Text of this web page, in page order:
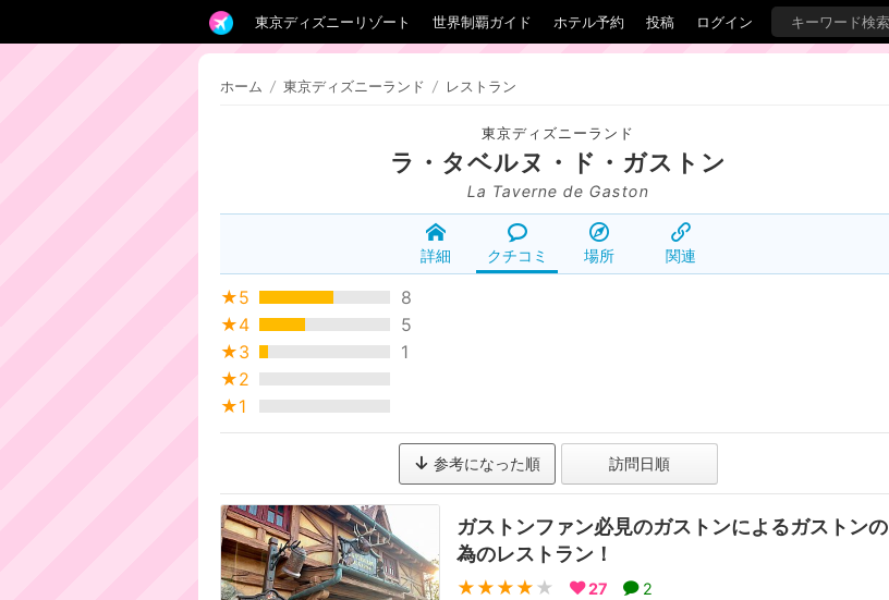
東京ディズニーリゾート 世界制覇ガイド ホテル予約 投稿 ログイン
ホーム / 東京ディズニーランド / レストラン
東京ディズニーランド
ラ・タベルヌ・ド・ガストン
La Taverne de Gaston
詳細 クチコミ 場所 関連
★5
8
★4
5
★3
1
★2
★1
参考になった順 訪問日順
ガストンファン必見のガストンによるガストンの
為のレストラン！
★★★★ ★ 27 2